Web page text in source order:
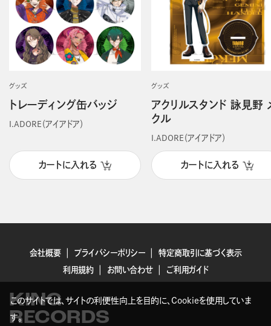
グッズ
トレーディング缶バッジ
I.ADORE（アイアドア）
カートに入れる
グッズ
アクリルスタンド 詠見野
クル
I.ADORE（アイアドア）
カートに入れる
会社概要 プライバシーポリシー
特定商取引に基づく表示
利用規約
お問い合わせ ご利用ガイド
KING
RECORDS
このサイトでは、サイトの利便性向上を目的に、Cookieを使用していま
す。